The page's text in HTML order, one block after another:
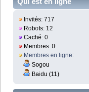
Invités: 717
Robots: 12
Caché: 0
Membres: 0
Membres en ligne:
Sogou
Baidu (11)